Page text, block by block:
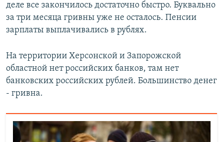
деле все закончилось достаточно быстро. Буквально
за три месяца гривны уже не осталось. Пенсии
зарплаты выплачивались в рублях.
На территории Херсонской и Запорожской
областной нет российских банков, там нет
банковских российских рублей. Большинство денег
- гривна.